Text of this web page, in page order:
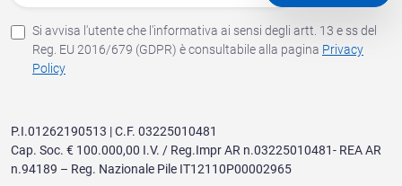
Si avvisa l'utente che l'informativa ai sensi degli artt. 13 e ss del
Reg. EU 2016/679 (GDPR) è consultabile alla pagina Privacy
Policy
P.I.01262190513 | C.F. 03225010481
Cap. Soc. € 100.000,00 I.V. / Reg.Impr AR n.03225010481- REA AR
n.94189 – Reg. Nazionale Pile IT12110P00002965